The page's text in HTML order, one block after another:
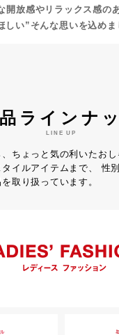
開放感やリラックス感の
しい” そんな思いを込めま
ラインナ
LINE UP
ちょっと気の利いたおし
イルアイテムまで、
性
取り扱っています。